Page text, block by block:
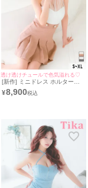
透け透けチュールで色気溢れる♡
[新作] ミニドレス ホルターネ
ック 谷間 チュール シースルー
プリーツ ベルト付き 背中魅せ
md270810a] [Tika/ティカ]
¥8,900